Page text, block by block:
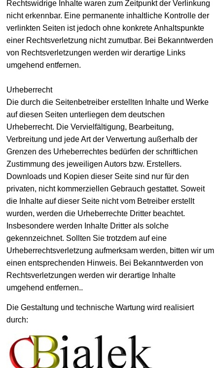
Rechtswidrige Inhalte waren zum Zeitpunkt der Verlinkung
nicht erkennbar. Eine permanente inhaltliche Kontrolle der
verlinkten Seiten ist jedoch ohne konkrete Anhaltspunkte
einer Rechtsverletzung nicht zumutbar. Bei Bekanntwerden
von Rechtsverletzungen werden wir derartige Links
umgehend entfernen.
Urheberrecht
Die durch die Seitenbetreiber erstellten Inhalte und Werke
auf diesen Seiten unterliegen dem deutschen
Urheberrecht. Die Vervielfältigung, Bearbeitung,
Verbreitung und jede Art der Verwertung außerhalb der
Grenzen des Urheberrechtes bedürfen der schriftlichen
Zustimmung des jeweiligen Autors bzw. Erstellers.
Downloads und Kopien dieser Seite sind nur für den
privaten, nicht kommerziellen Gebrauch gestattet. Soweit
die Inhalte auf dieser Seite nicht vom Betreiber erstellt
wurden, werden die Urheberrechte Dritter beachtet.
Insbesondere werden Inhalte Dritter als solche
gekennzeichnet. Sollten Sie trotzdem auf eine
Urheberrechtsverletzung aufmerksam werden, bitten wir um
einen entsprechenden Hinweis. Bei Bekanntwerden von
Rechtsverletzungen werden wir derartige Inhalte
umgehend entfernen..
Die Gestaltung und technische Wartung wird realisiert
durch: